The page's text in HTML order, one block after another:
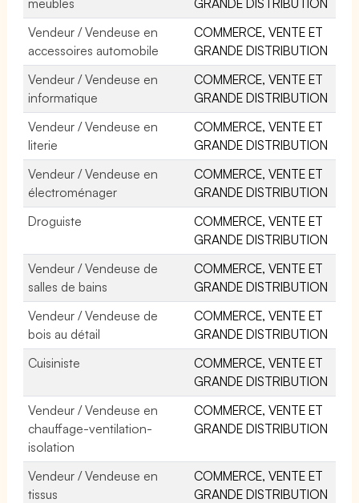
Vendeur / Vendeuse en
accessoires automobile
COMMERCE, VENTE ET
GRANDE DISTRIBUTION
Vendeur / Vendeuse en
informatique
COMMERCE, VENTE ET
GRANDE DISTRIBUTION
Vendeur / Vendeuse en
literie
COMMERCE, VENTE ET
GRANDE DISTRIBUTION
Vendeur / Vendeuse en
électroménager
COMMERCE, VENTE ET
GRANDE DISTRIBUTION
Droguiste
COMMERCE, VENTE ET
GRANDE DISTRIBUTION
Vendeur / Vendeuse de
salles de bains
COMMERCE, VENTE ET
GRANDE DISTRIBUTION
Vendeur / Vendeuse de
bois au détail
COMMERCE, VENTE ET
GRANDE DISTRIBUTION
Cuisiniste
COMMERCE, VENTE ET
GRANDE DISTRIBUTION
Vendeur / Vendeuse en
chauffage-ventilation-
isolation
COMMERCE, VENTE ET
GRANDE DISTRIBUTION
Vendeur / Vendeuse en
tissus
COMMERCE, VENTE ET
GRANDE DISTRIBUTION